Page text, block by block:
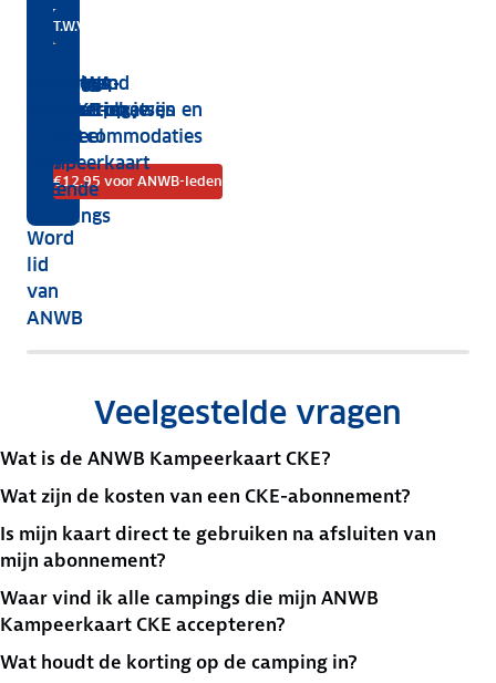
Van groot tot charme
Campings
met CKE-
voordeel
ANWB
profiteren
van
€2,-
korting
de
Kampeerkaart
€12,95 voor ANWB-leden
Word
lid
van
ANWB
Nieuwe identiteitskaart of paspoort?
Gegevens
wijzigen op je
ANWB
Kampeerkaart
CKE
In het hoog- en laagseizoen
Korting op
kampeerplaatsen en
huuraccommodaties
Veilig legitimeren
Vervangend
legitimatiebewijs
Onbezorgd kamperen
Gratis WA-
verzekering
T.W.V. € 16,99
Jaarlijks
ANWB-
gids
Erkende
Campings
Veelgestelde vragen
Wat is de ANWB Kampeerkaart CKE?
Wat zijn de kosten van een CKE-abonnement?
Is mijn kaart direct te gebruiken na afsluiten van
mijn abonnement?
Waar vind ik alle campings die mijn ANWB
Kampeerkaart CKE accepteren?
Wat houdt de korting op de camping in?